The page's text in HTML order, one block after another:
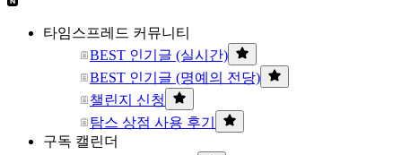
타임스프레드 커뮤니티
BEST 인기글 (실시간)
BEST 인기글 (명예의 전당)
챌린지 신청
탐스 상점 사용 후기
구독 캘린더